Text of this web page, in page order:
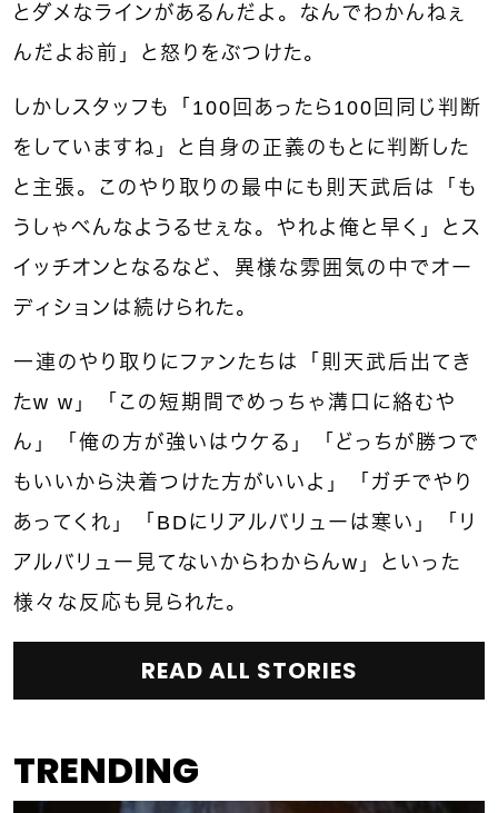
とダメなラインがあるんだよ。なんでわかんねぇ
んだよお前」と怒りをぶつけた。
しかしスタッフも「100回あったら100回同じ判断
をしていますね」と自身の正義のもとに判断した
と主張。このやり取りの最中にも則天武后は「も
うしゃべんなようるせぇな。やれよ俺と早く」とス
イッチオンとなるなど、異様な雰囲気の中でオー
ディションは続けられた。
一連のやり取りにファンたちは「則天武后出てき
たw w」「この短期間でめっちゃ溝口に絡むや
ん」「俺の方が強いはウケる」「どっちが勝つで
もいいから決着つけた方がいいよ」「ガチでやり
あってくれ」「BDにリアルバリューは寒い」「リ
アルバリュー見てないからわからんw」といった
様々な反応も見られた。
READ ALL STORIES
TRENDING